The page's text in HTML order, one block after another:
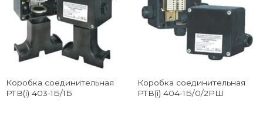
Коробка соединительная
РТВ(i) 403-1Б/1Б
Коробка соединительная
РТВ(i) 404-1Б/0/2РШ